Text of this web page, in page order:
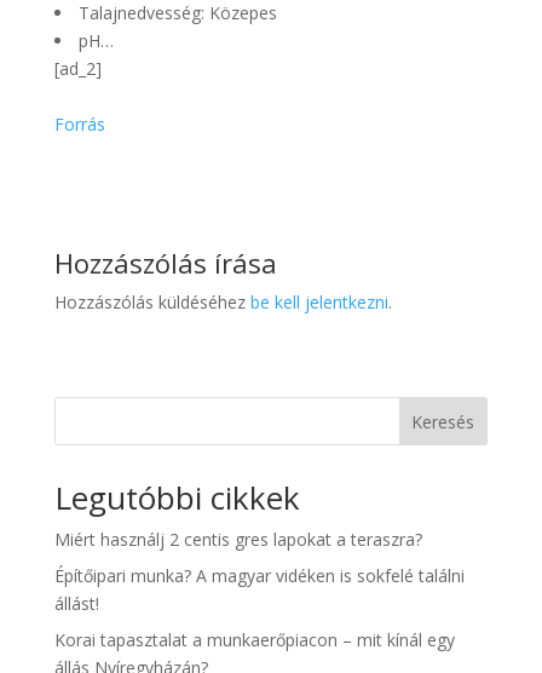
Talajnedvesség: Közepes
pH…
[ad_2]
Forrás
Hozzászólás írása
Hozzászólás küldéséhez be kell jelentkezni.
Keresés
Legutóbbi cikkek
Miért használj 2 centis gres lapokat a teraszra?
Építőipari munka? A magyar vidéken is sokfelé találni
állást!
Korai tapasztalat a munkaerőpiacon – mit kínál egy
állás Nyíregyházán?